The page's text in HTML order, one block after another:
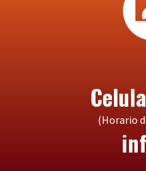
(Horario